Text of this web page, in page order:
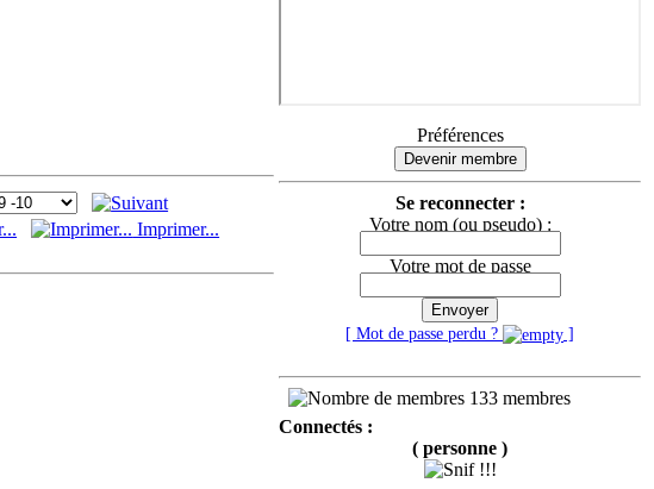
Imprimer...
Préférences
Devenir membre
Se reconnecter :
Votre nom (ou pseudo) :
Votre mot de passe
Envoyer
[ Mot de passe perdu ? ]
133 membres
Connectés :
( personne )